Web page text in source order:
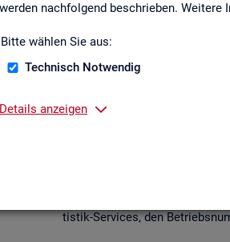
werden nachfolgend beschrieben.
Bitte wählen Sie aus:
Technisch Notwendig
Details anzeigen
der Bun­des­agen­tur für
tis­tik-Ser­vices, den